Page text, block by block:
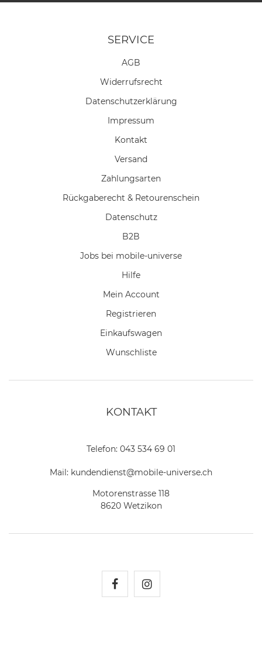
SERVICE
AGB
Widerrufs­recht
Daten­schutz­erklärung
Impressum
Kontakt
Versand
Zahlungsarten
Rückgaberecht & Retourenschein
Datenschutz
B2B
Jobs bei mobile-universe
Hilfe
Mein Account
Registrieren
Einkaufswagen
Wunschliste
KONTAKT
Telefon: 043 534 69 01
Mail: kundendienst@mobile-universe.ch
Motorenstrasse 118
8620 Wetzikon